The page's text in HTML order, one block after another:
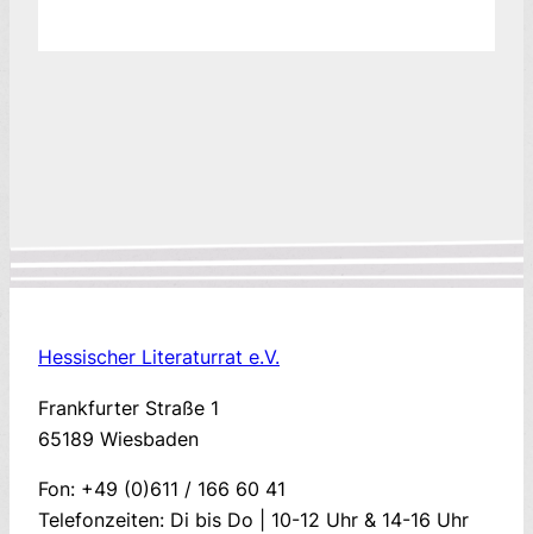
Hessischer Literaturrat e.V.
Frankfurter Straße 1
65189 Wiesbaden
Fon: +49 (0)611 / 166 60 41
Telefonzeiten: Di bis Do | 10-12 Uhr & 14-16 Uhr